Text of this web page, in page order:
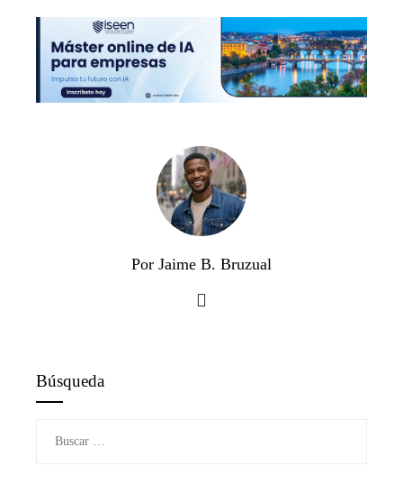
Por Jaime B. Bruzual
Búsqueda